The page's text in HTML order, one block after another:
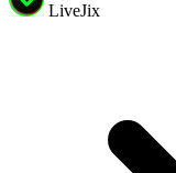
LiveJix